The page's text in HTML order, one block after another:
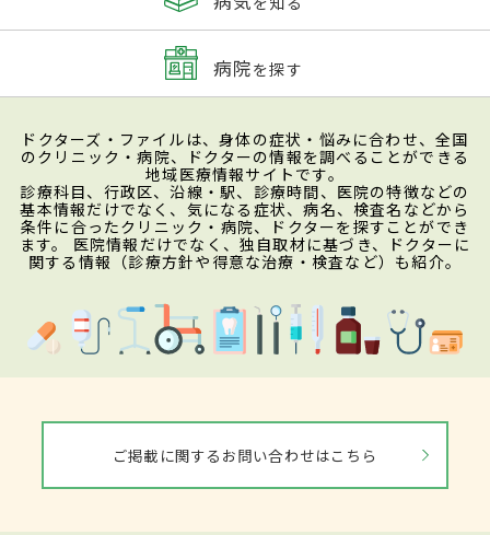
病院を探す
ドクターズ・ファイルは、身体の症状・悩みに合わせ、全国
のクリニック・病院、ドクターの情報を調べることができる
地域医療情報サイトです。
診療科目、行政区、沿線・駅、診療時間、医院の特徴などの
基本情報だけでなく、気になる症状、病名、検査名などから
条件に合ったクリニック・病院、ドクターを探すことができ
ます。 医院情報だけでなく、独自取材に基づき、ドクターに
関する情報（診療方針や得意な治療・検査など）も紹介。
ご掲載に関するお問い合わせはこちら